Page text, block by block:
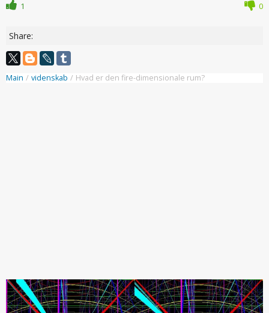
1 0
Share:
Main / videnskab / Hvad er den fire-dimensionale rum?